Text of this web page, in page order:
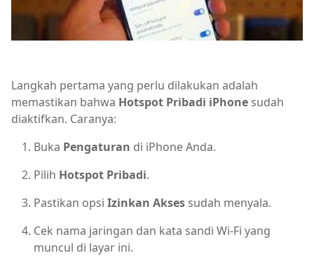
Langkah pertama yang perlu dilakukan adalah
memastikan bahwa Hotspot Pribadi iPhone sudah
diaktifkan. Caranya:
Buka Pengaturan di iPhone Anda.
Pilih Hotspot Pribadi.
Pastikan opsi Izinkan Akses sudah menyala.
Cek nama jaringan dan kata sandi Wi-Fi yang
muncul di layar ini.